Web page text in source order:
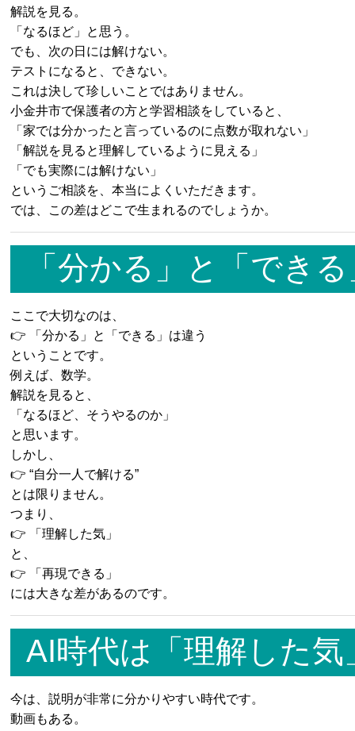
解説を見る。
「なるほど」と思う。
でも、次の日には解けない。
テストになると、できない。
これは決して珍しいことではありません。
小金井市で保護者の方と学習相談をしていると、
「家では分かったと言っているのに点数が取れない」
「解説を見ると理解しているように見える」
「でも実際には解けない」
というご相談を、本当によくいただきます。
では、この差はどこで生まれるのでしょうか。
「分かる」と「でき
ここで大切なのは、
👉 「分かる」と「できる」は違う
ということです。
例えば、数学。
解説を見ると、
「なるほど、そうやるのか」
と思います。
しかし、
👉 “自分一人で解ける”
とは限りません。
つまり、
👉 「理解した気」
と、
👉 「再現できる」
には大きな差があるのです。
AI時代は「理解した
今は、説明が非常に分かりやすい時代です。
動画もある。